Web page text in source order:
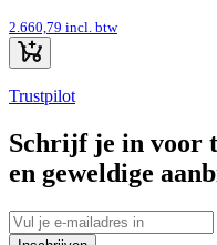
2.660,79 incl. btw
Trustpilot
Schrijf je in voor
en geweldige